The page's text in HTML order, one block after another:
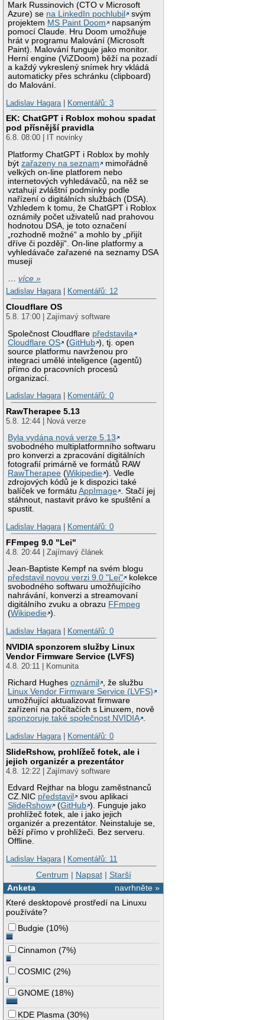
Mark Russinovich (CTO v Microsoft
Azure) se na LinkedIn pochlubil
svým
projektem MS Paint Doom
napsaným
pomocí Claude. Hru Doom umožňuje
hrát v programu Malování (Microsoft
Paint). Malování funguje jako monitor.
Herní engine (ViZDoom) běží na pozadí
a každý vykreslený snímek hry vkládá
automaticky přes schránku (clipboard)
do Malování.
Ladislav Hagara
Komentářů: 3
EK: ChatGPT i Roblox mohou spadat
pod přísnější pravidla
6.8. 08:00 | IT novinky
Platformy ChatGPT i Roblox by mohly
býtzařazeny na seznam
mimořádně
velkých on-line platforem nebo
internetových vyhledávačů, na něž se
vztahují zvláštní podmínky podle
nařízení o digitálních službách (DSA).
Vzhledem k tomu, že ChatGPT i Roblox
oznámily počet uživatelů nad prahovou
hodnotou DSA, je toto označení
„rozhodně možné“ a mohlo by „přijít
dříve či později“. On-line platformy a
vyhledávače zařazené na seznamy DSA
musejí
…více »
Ladislav Hagara| Komentářů: 12
Cloudflare OS
5.8. 17:00 | Zajímavý software
Společnost Cloudflare představila
Cloudflare OS
(GitHub ), tj. open
source platformu navrženou pro
integraci umělé inteligence (agentů)
přímo do pracovních procesů
organizací.
Ladislav Hagara| Komentářů: 0
RawTherapee 5.13
5.8. 12:44 | Nová verze
Byla vydána nová verze 5.13
svobodného multiplatformního softwaru
pro konverzi a zpracování digitálních
fotografií primárně ve formátů RAW
RawTherapee (Wikipedie ). Vedle
zdrojových kódů je k dispozici také
balíček ve formátuAppImage . Stačí jej
stáhnout, nastavit právo ke spuštění a
spustit.
Ladislav Hagara| Komentářů: 0
FFmpeg 9.0 "Lei"
4.8. 20:44 | Zajímavý článek
Jean-Baptiste Kempf na svém blogu
představil novou verzi 9.0 "Lei"
kolekce
svobodného softwaru umožňujícího
nahrávání, konverzi a streamovaní
digitálního zvuku a obrazu FFmpeg
(Wikipedie ).
Ladislav Hagara| Komentářů: 0
NVIDIA sponzorem služby Linux
Vendor Firmware Service (LVFS)
4.8. 20:11 | Komunita
Richard Hughesoznámil
, že službu
Linux Vendor Firmware Service (LVFS)
umožňující aktualizovat firmware
zařízení na počítačích s Linuxem, nově
sponzoruje také společnost NVIDIA .
Ladislav Hagara| Komentářů: 0
SlideRshow, prohlížeč fotek, ale i
jejich organizér a prezentátor
4.8. 12:22 | Zajímavý software
Edvard Rejthar na blogu zaměstnanců
CZ.NIC představil
svou aplikaci
SlideRshow
(GitHub ). Funguje jako
prohlížeč fotek, ale i jako jejich
organizér a prezentátor. Neinstaluje se,
běží přímo v prohlížeči. Bez serveru.
Offline.
Ladislav Hagara| Komentářů: 11
Centrum | Napsat| Starší
navrhněte »
Anketa
Které desktopové prostředí na Linuxu
používáte?
Budgie (10%)
Cinnamon (7%)
COSMIC (2%)
GNOME (18%)
KDE Plasma (30%)